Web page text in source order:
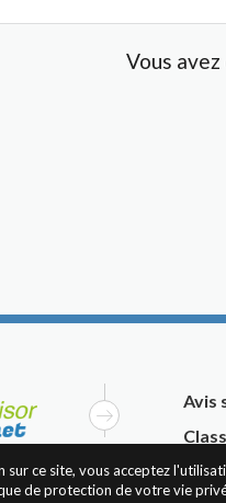
Vous
Avis
ce site, vous acceptez
de protection de votre vie